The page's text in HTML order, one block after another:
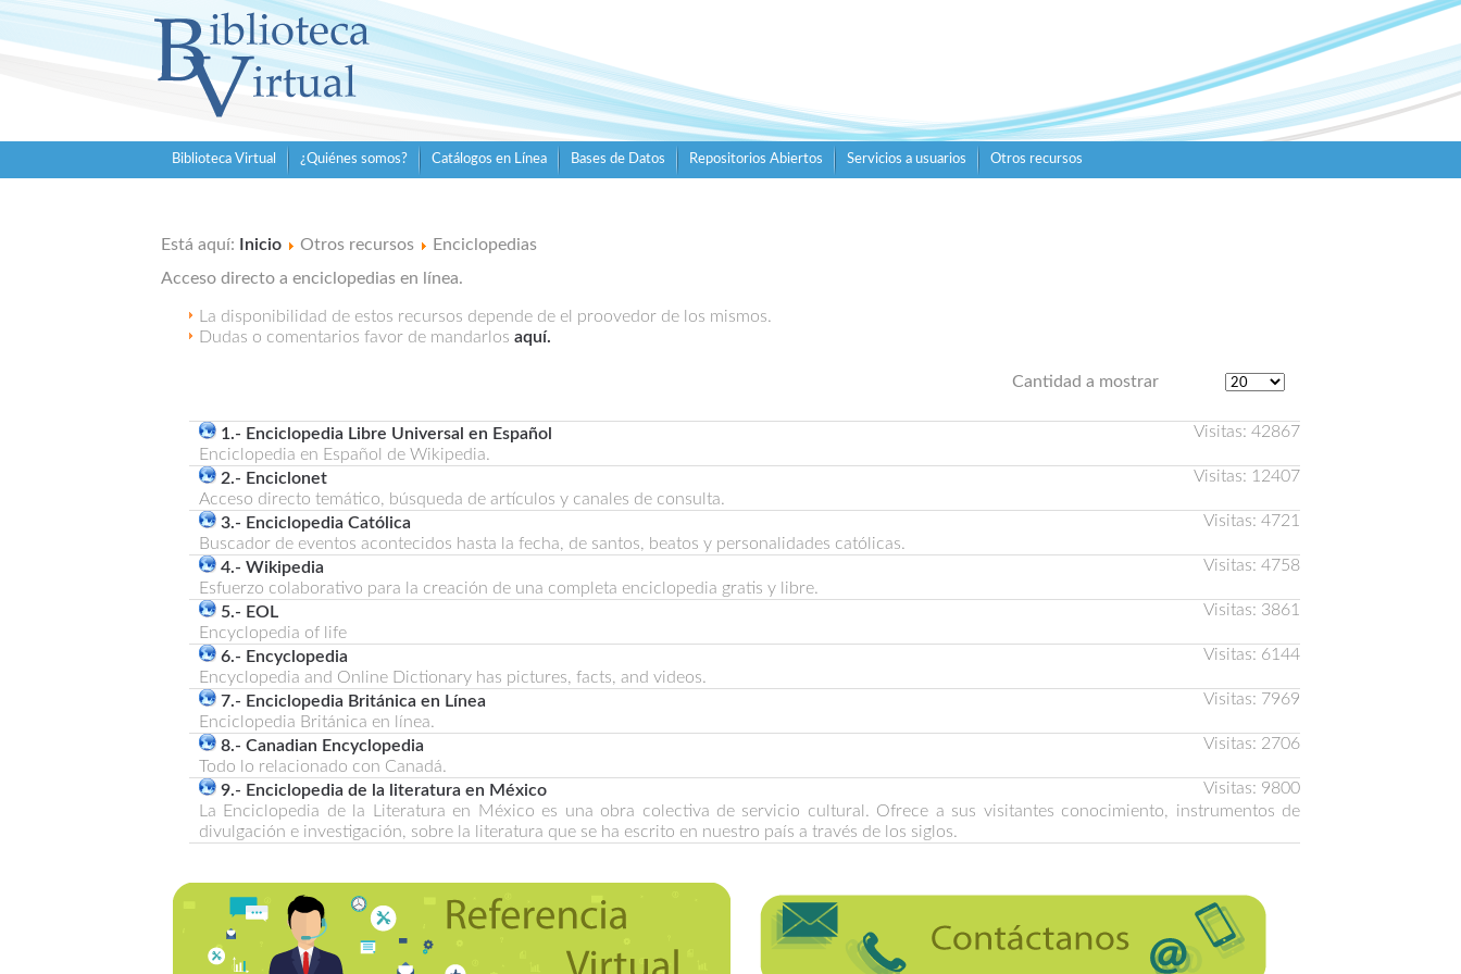
Biblioteca Virtual ¿Quiénes somos? Catálogos en Línea Bases de Datos Repositorios Abiertos Servicios a usuarios Otros recursos
Está aquí: Inicio Otros recursos
Enciclopedias
Acceso directo a enciclopedias en línea.
La disponibilidad de estos recursos depende de el proovedor de los mismos.
Dudas o comentarios favor de mandarlos aquí.
Cantidad a mostrar
Visitas: 42867
1.- Enciclopedia Libre Universal en Español
Enciclopedia en Español de Wikipedia.
Visitas: 12407
2.- Enciclonet
Acceso directo temático, búsqueda de artículos y canales de consulta.
Visitas: 4721
3.- Enciclopedia Católica
Buscador de eventos acontecidos hasta la fecha, de santos, beatos y personalidades católicas.
Visitas: 4758
4.- Wikipedia
Esfuerzo colaborativo para la creación de una completa enciclopedia gratis y libre.
Visitas: 3861
5.- EOL
Encyclopedia of life
Visitas: 6144
6.- Encyclopedia
Encyclopedia and Online Dictionary has pictures, facts, and videos.
Visitas: 7969
7.- Enciclopedia Británica en Línea
Enciclopedia Británica en línea.
Visitas: 2706
8.- Canadian Encyclopedia
Todo lo relacionado con Canadá.
Visitas: 9800
9.- Enciclopedia de la literatura en México
La Enciclopedia de la Literatura en México es una obra colectiva de servicio cultural. Ofrece a sus visitantes conocimiento, instrumentos de
divulgación e investigación, sobre la literatura que se ha escrito en nuestro país a través de los siglos.